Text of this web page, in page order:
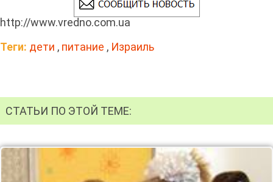
http://www.vredno.com.ua
Теги: дети , питание , Израиль
СТАТЬИ ПО ЭТОЙ ТЕМЕ: